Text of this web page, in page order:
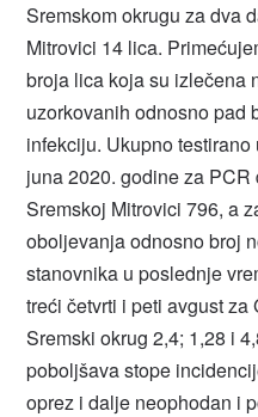
Sremskom okrugu za dva
Mitrovici 14 lica.
broja lica koja su izlečena
uzorkovanih odnosno pad
infekciju. Ukupno
juna 2020. godine za
Sremskoj Mitrovici 796, a
oboljevanja odnosno broj
stanovnika u poslednje
treći četvrti i peti avgust
Sremski okrug 2,4; 1,28 i
poboljšava stope
oprez i dalje neophodan i